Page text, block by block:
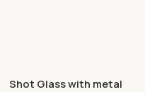
Shot Glass with metal